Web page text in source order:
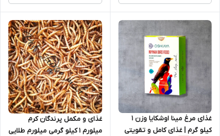
غذای مرغ مینا اوشکایا وزن 1
کیلو گرم | غذای کامل و تقویتی
غذای و مکمل پرندگان کرم
میلورم 1 کیلو گرمی میلورم طلایی